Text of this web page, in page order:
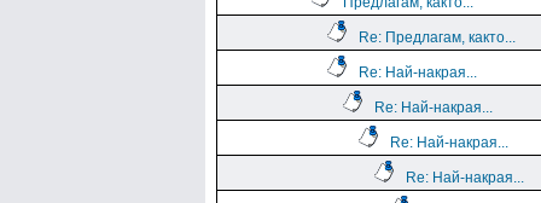
Re: Предлагам, както...
Re: Най-накрая...
Re: Най-накрая...
Re: Най-накрая...
Re: Най-накрая...